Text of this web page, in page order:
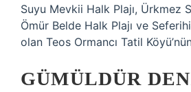
Suyu Mevkii Halk Plajı, Ürkmez
Ömür Belde Halk Plajı ve
olan Teos Ormancı Tatil
GÜMÜLDÜR